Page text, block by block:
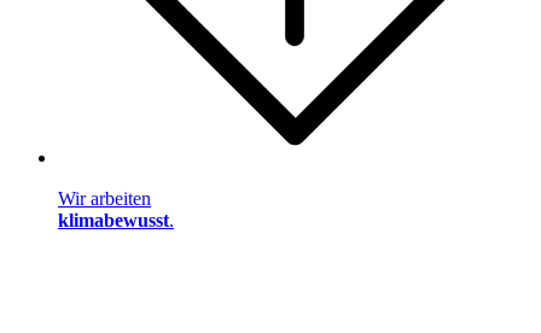
Wir arbeiten
klimabewusst.